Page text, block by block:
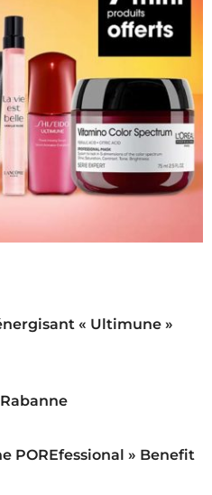
« Ultimune »
POREfessional » Benefit